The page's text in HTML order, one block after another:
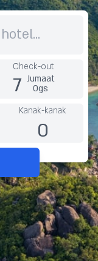
Check-out
7 Jumaat
Ogs
Kanak-kanak
0